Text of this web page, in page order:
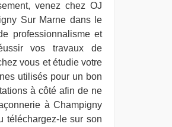
venez chez OJ
Sur Marne dans le
professionnalisme et
vos travaux de
vous et étudie votre
utilisés pour un bon
à côté afin de ne
à Champigny
téléchargez-le sur son